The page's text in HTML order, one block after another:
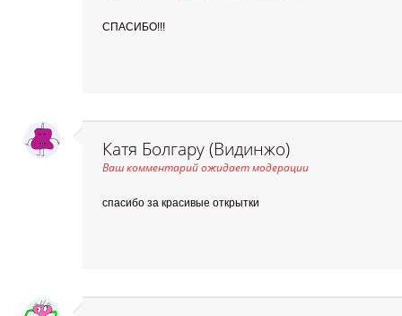
СПАСИБО!!!
Катя Болгару (Видинжо)
Ваш комментарий ожидает модерации
спасибо за красивые открытки